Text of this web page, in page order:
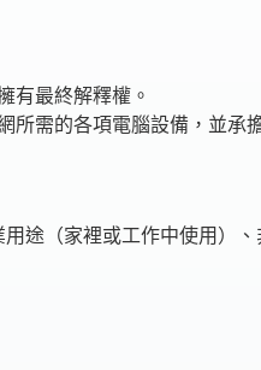
有最終解釋權。
需的各項電腦設備，並承
途（家裡或工作中使用）